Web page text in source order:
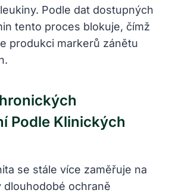
Podle dat dostupných
tento proces blokuje, čímž
produkci markerů zánětu
Podle Klinických
se stále více zaměřuje na
dlouhodobé ochraně